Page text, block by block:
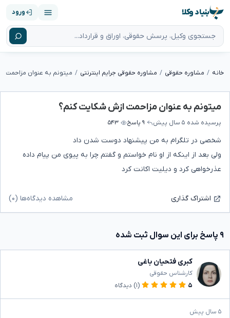
بنیاد وکلا ورود
خانه مشاوره حقوقی مشاوره حقوقی جرایم اینترنتی میتونم به عنوان مزاحمت
میتونم به عنوان مزاحمت ازش شکایت کنم؟
پرسیده شده ۵ سال پیش ۹ پاسخ ۵۴۳
شخصی در تلگرام به من پیشنهاد دوست شدن داد
ولی بعد از اینکه از او نام خواستم و گفتم چرا به پیوی من پیام داده
عذرخواهی کرد و دیلیت اکانت کرد
اشتراک گذاری مشاهده دیدگاه‌ها (۰)
۹ پاسخ برای این سوال ثبت شده
کبری فتحیان باغی
کارشناس حقوقی
۵
(۱) دیدگاه
۵ سال پیش